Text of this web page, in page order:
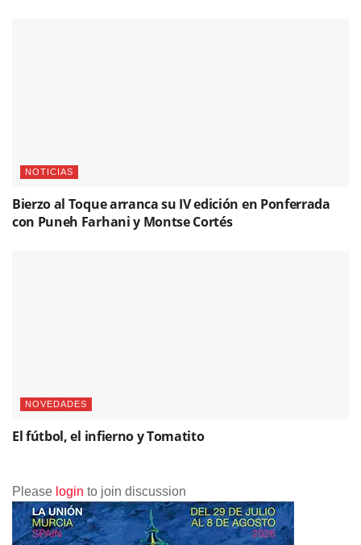
NOTICIAS
Bierzo al Toque arranca su IV edición en Ponferrada
con Puneh Farhani y Montse Cortés
NOVEDADES
El fútbol, el infierno y Tomatito
Please login to join discussion